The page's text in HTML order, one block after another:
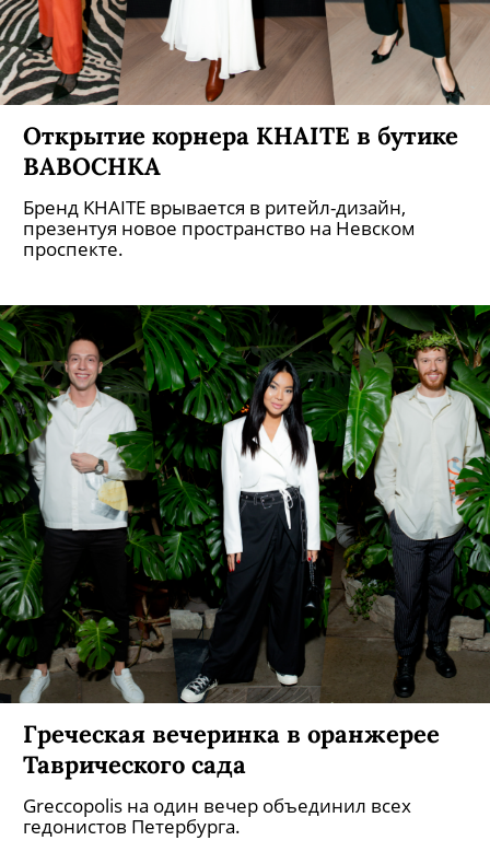
Открытие корнера KHAITE в бутике
BABOCHKA
Бренд KHAITE врывается в ритейл-дизайн,
презентуя новое пространство на Невском
проспекте.
Греческая вечеринка в оранжерее
Таврического сада
Greccopolis на один вечер объединил всех
гедонистов Петербурга.